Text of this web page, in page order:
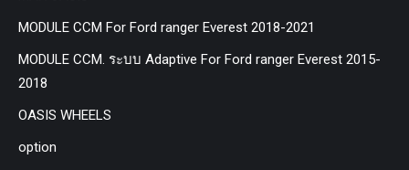
MODULE CCM For Ford ranger Everest 2018-2021
MODULE CCM. ระบบ Adaptive For Ford ranger Everest 2015-
2018
OASIS WHEELS
option